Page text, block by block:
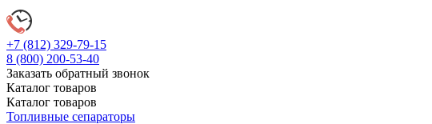
+7 (812) 329-79-15
8 (800) 200-53-40
Заказать обратный звонок
Каталог товаров
Каталог товаров
Топливные сепараторы